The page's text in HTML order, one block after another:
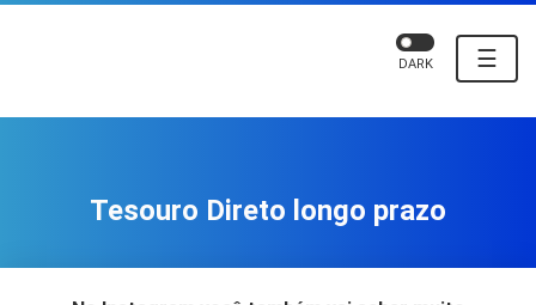
☰
DARK
Tesouro Direto longo prazo